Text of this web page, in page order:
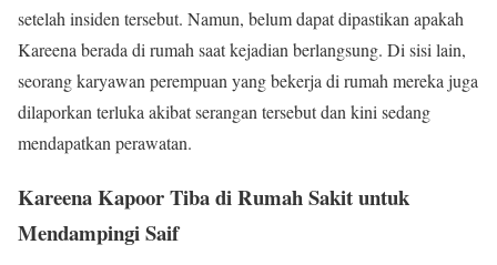
setelah insiden tersebut. Namun, belum dapat dipastikan apakah
Kareena berada di rumah saat kejadian berlangsung. Di sisi lain,
seorang karyawan perempuan yang bekerja di rumah mereka juga
dilaporkan terluka akibat serangan tersebut dan kini sedang
mendapatkan perawatan.
Kareena Kapoor Tiba di Rumah Sakit untuk
Mendampingi Saif